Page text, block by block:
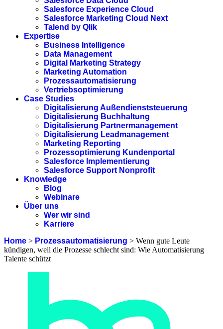
Salesforce Experience Cloud
Salesforce Marketing Cloud Next
Talend by Qlik
Expertise
Business Intelligence
Data Management
Digital Marketing Strategy
Marketing Automation
Prozessautomatisierung
Vertriebsoptimierung
Case Studies
Digitalisierung Außendienststeuerung
Digitalisierung Buchhaltung
Digitalisierung Partnermanagement
Digitalisierung Leadmanagement
Marketing Reporting
Prozessoptimierung Kundenportal
Salesforce Implementierung
Salesforce Support Nonprofit
Knowledge
Blog
Webinare
Über uns
Wer wir sind
Karriere
Home > Prozessautomatisierung > Wenn gute Leute
kündigen, weil die Prozesse schlecht sind: Wie Automatisierung
Talente schützt